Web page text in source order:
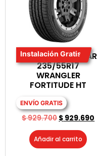
Instalación Gratis
LLANTA GOODYEAR
235/55R17
WRANGLER
FORTITUDE HT
ENVÍO GRATIS
$929.700$ 929.690
Añadir al carrito